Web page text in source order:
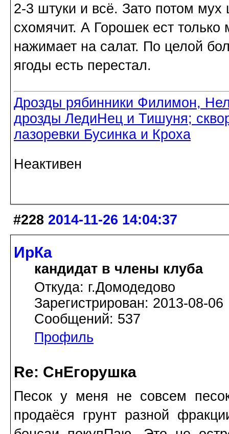
2-3 штуки и всё. Зато потом
схомячит. А Горошек ест
нажимает на салат. По целой
ягоды есть перестал.
Дрозды рябинники Филимон,
дрозды ЛедиНец и Тишуня;
лазоревки Бусинка и Кроха
Неактивен
#228 2014-11-26 14:04:37
ИрКа
кандидат в члены клуба
Откуда: г.Домодедово
Зарегистрирован: 2013-08-06
Сообщений: 537
Профиль
Re: СнЕгорушка
Песок у меня не совсем
продаёся грунт разной